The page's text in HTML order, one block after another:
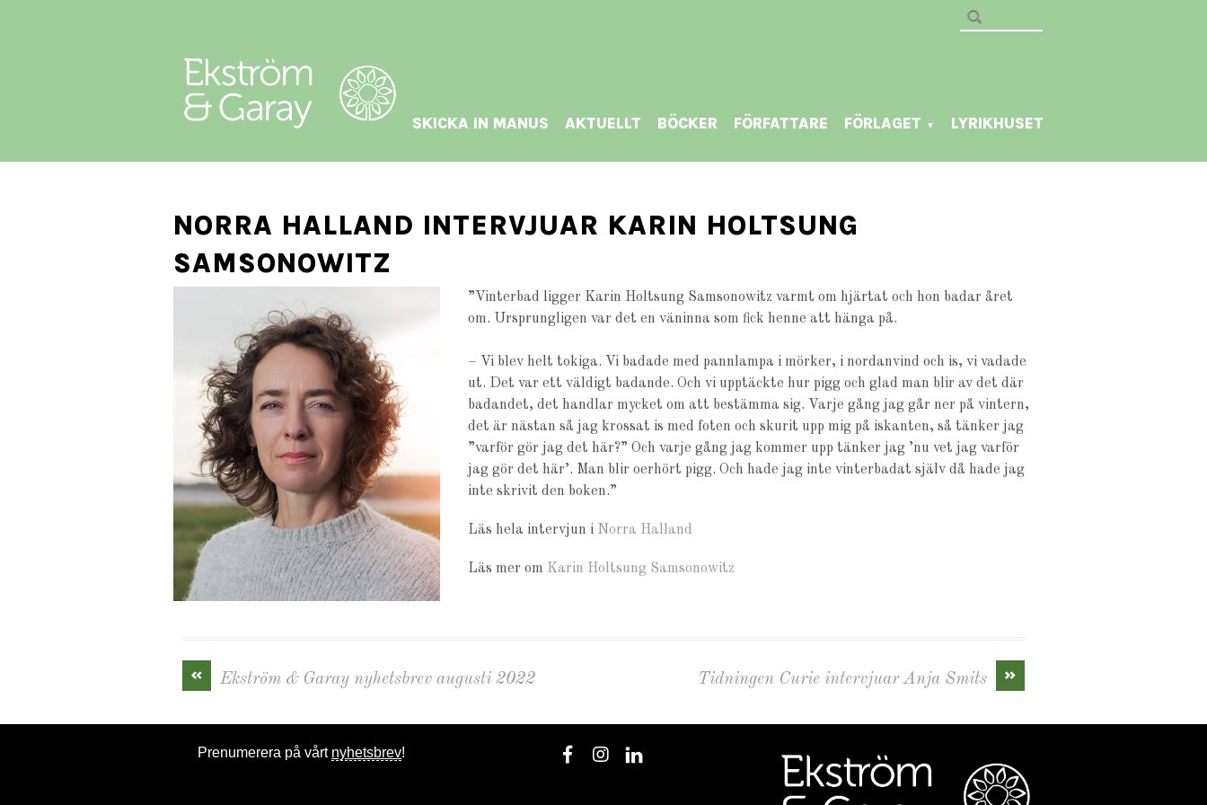
SKICKA IN MANUS AKTUELLT BÖCKER FÖRFATTARE FÖRLAGET ▼ LYRIKHUSET
NORRA HALLAND INTERVJUAR KARIN HOLTSUNG
SAMSONOWITZ
”Vinterbad ligger Karin Holtsung Samsonowitz varmt om hjärtat och hon badar året
om. Ursprungligen var det en väninna som fick henne att hänga på.
– Vi blev helt tokiga. Vi badade med pannlampa i mörker, i nordanvind och is, vi vadade
ut. Det var ett väldigt badande. Och vi upptäckte hur pigg och glad man blir av det där
badandet, det handlar mycket om att bestämma sig. Varje gång jag går ner på vintern,
det är nästan så jag krossat is med foten och skurit upp mig på iskanten, så tänker jag
”varför gör jag det här?” Och varje gång jag kommer upp tänker jag ’nu vet jag varför
jag gör det här’. Man blir oerhört pigg. Och hade jag inte vinterbadat själv då hade jag
inte skrivit den boken.”
Läs hela intervjun i Norra Halland
Läs mer om Karin Holtsung Samsonowitz
« Ekström & Garay nyhetsbrev augusti 2022 »
Tidningen Curie intervjuar Anja Smits
Prenumerera på vårt nyhetsbrev!